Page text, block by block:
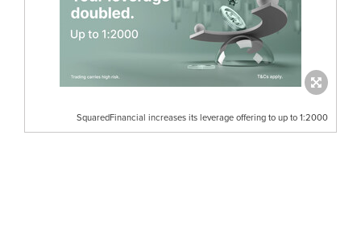
SquaredFinancial increases its leverage offering to up to 1:2000